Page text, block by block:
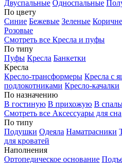
Двуспальные Односпальные
По цвету
Синие Бежевые Зеленые
Розовые
Смотреть все Кресла и пуфы
По типу
Пуфы Кресла Банкетки
Кресла
Кресло-трансформеры Кресла с
подлокотниками Кресло-качалки
По назначению
В гостиную В прихожую В
Смотреть все Аксессуары для сна
По типу
Подушки Одеяла Наматрасники
для кроватей
Наполнения
Ортопедическое основание